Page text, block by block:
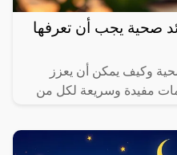
أفضل 5 فوائد صحية يجب أن تعرفها
وكيف يمكن أن يعزز
مفيدة وسريعة لكل من